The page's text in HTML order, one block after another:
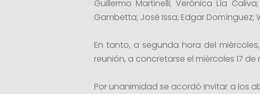
Guillermo Martinelli; Verónica Lía
Gambetta; José Issa; Edgar
En tanto, a segunda hora del
reunión, a concretarse el miércoles 17
Por unanimidad se acordó invitar a los